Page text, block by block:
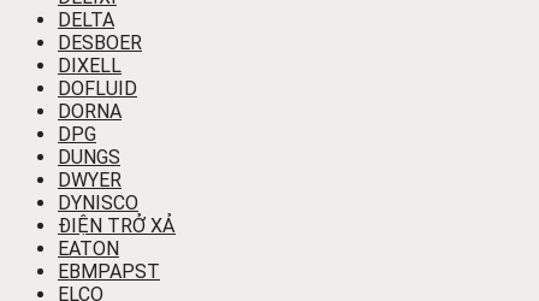
DELTA
DESBOER
DIXELL
DOFLUID
DORNA
DPG
DUNGS
DWYER
DYNISCO
ĐIỆN TRỞ XẢ
EATON
EBMPAPST
ELCO